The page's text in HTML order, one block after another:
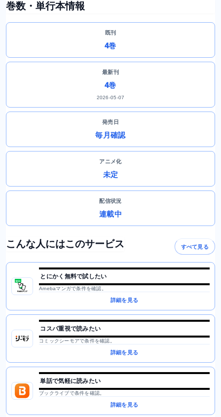
巻数・単行本情報
既刊
4巻
最新刊
4巻
2026-05-07
発売日
毎月確認
アニメ化
未定
配信状況
連載中
こんな人にはこのサービス すべて見る
とにかく無料で試したい
Amebaマンガで条件を確認。
詳細を見る
コスパ重視で読みたい
コミックシーモアで条件を確認。
詳細を見る
単話で気軽に読みたい
ブックライブで条件を確認。
詳細を見る